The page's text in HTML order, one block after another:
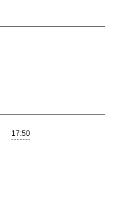
17:50